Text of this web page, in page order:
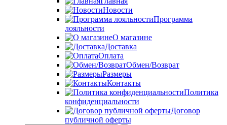
Новости
Программа
лояльности
О магазине
Доставка
Оплата
Обмен/Возврат
Размеры
Контакты
Политика
конфиденциальности
Договор
публичной оферты